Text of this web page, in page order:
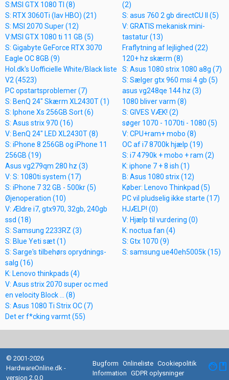
S:MSI GTX 1080 TI (8)
S: RTX 3060Ti (lav HBO) (21)
S: MSI 2070 Super (12)
V:MSI GTX 1080 ti 11 GB (5)
S: Gigabyte GeForce RTX 3070
Eagle OC 8GB (9)
Hol.dk's Uofficielle White/Black liste
V2 (4523)
PC opstartsproblemer (7)
S: BenQ 24" Skærm XL2430T (1)
S: Iphone Xs 256GB Sort (6)
S: Asus strix 970 (16)
V: BenQ 24" LED XL2430T (8)
S: iPhone 8 256GB og iPhone 11
256GB (19)
Asus vg279qm 280 hz (3)
V: S: 1080ti system (17)
S: iPhone 7 32 GB - 500kr (5)
Øjenoperation (10)
V: Ældre i7, gtx970, 32gb, 240gb
ssd (18)
S: Samsung 2233RZ (3)
S: Blue Yeti sæt (1)
S: Sarge's tilbehørs oprydnings-
salg (16)
K: Lenovo thinkpads (4)
V: Asus strix 2070 super oc med
en velocity Block ... (8)
S: Asus 1080 Ti Strix OC (7)
Det er f*cking varmt (55)
(2)
S: asus 760 2 gb directCU II (5)
V: GRATIS mekanisk mini-
tastatur (13)
Fraflytning af lejlighed (22)
120+ hz skærm (8)
S: Asus 1080 strix 1080 a8g (7)
S: Sælger gtx 960 msi 4 gb (5)
asus vg248qe 144 hz (3)
1080 bliver varm (8)
S: GIVES VÆK! (2)
søger 1070 - 1070ti - 1080 (5)
V: CPU+ram+ mobo (8)
OC af i7 8700k hjælp (19)
S: i7 4790k + mobo + ram (2)
K: iphone 7 + 8 ish (1)
B: Asus 1080 strix (12)
Køber: Lenovo Thinkpad (5)
PC vil pludselig ikke starte (17)
HJÆLP! (0)
V: Hjælp til vurdering (0)
K: noctua fan (4)
S: Gtx 1070 (9)
S: samsung ue40eh5005k (15)
© 2001-2026
HardwareOnline.dk -
version 2.0.0
Bugform Onlineliste Cookiepolitik
Information
GDPR oplysninger facebook